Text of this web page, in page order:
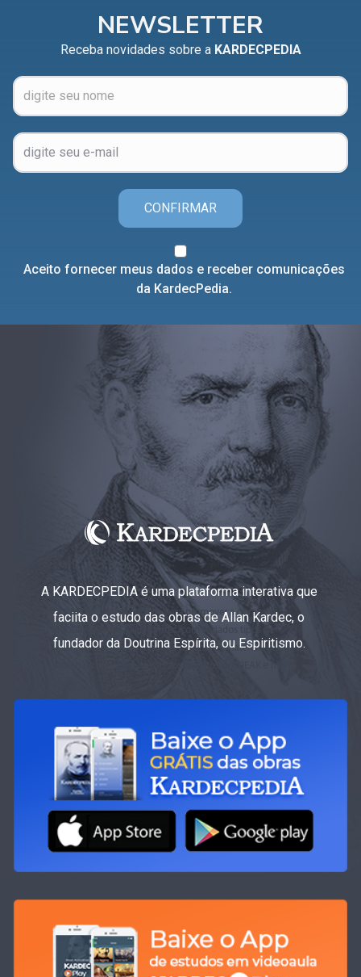
NEWSLETTER
Receba novidades sobre a KARDECPEDIA
CONFIRMAR
Aceito fornecer meus dados e receber comunicações
da KardecPedia.
A KARDECPEDIA é uma plataforma interativa que
faciita o estudo das obras de Allan Kardec, o
fundador da Doutrina Espírita, ou Espiritismo.